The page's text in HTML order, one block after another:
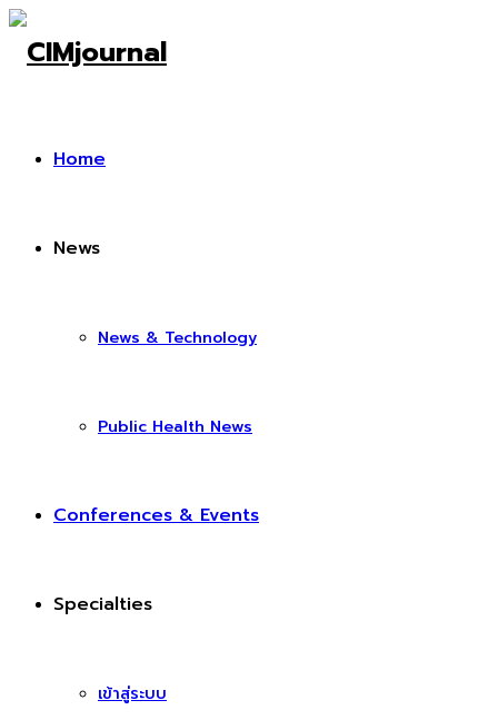
Home
News
News & Technology
Public Health News
Conferences & Events
Specialties
เข้าสู่ระบบ